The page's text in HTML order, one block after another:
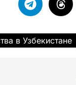
в Узбекистане